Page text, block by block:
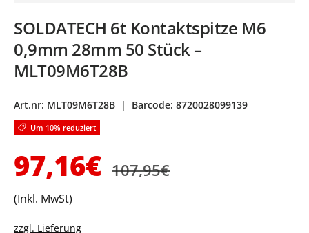
SOLDATECH 6t Kontaktspitze M6
0,9mm 28mm 50 Stück –
MLT09M6T28B
Art.nr: MLT09M6T28B | Barcode: 8720028099139
Um 10% reduziert
Verkaufspreis
97,16€ 107,95€
(Inkl. MwSt)
zzgl. Lieferung